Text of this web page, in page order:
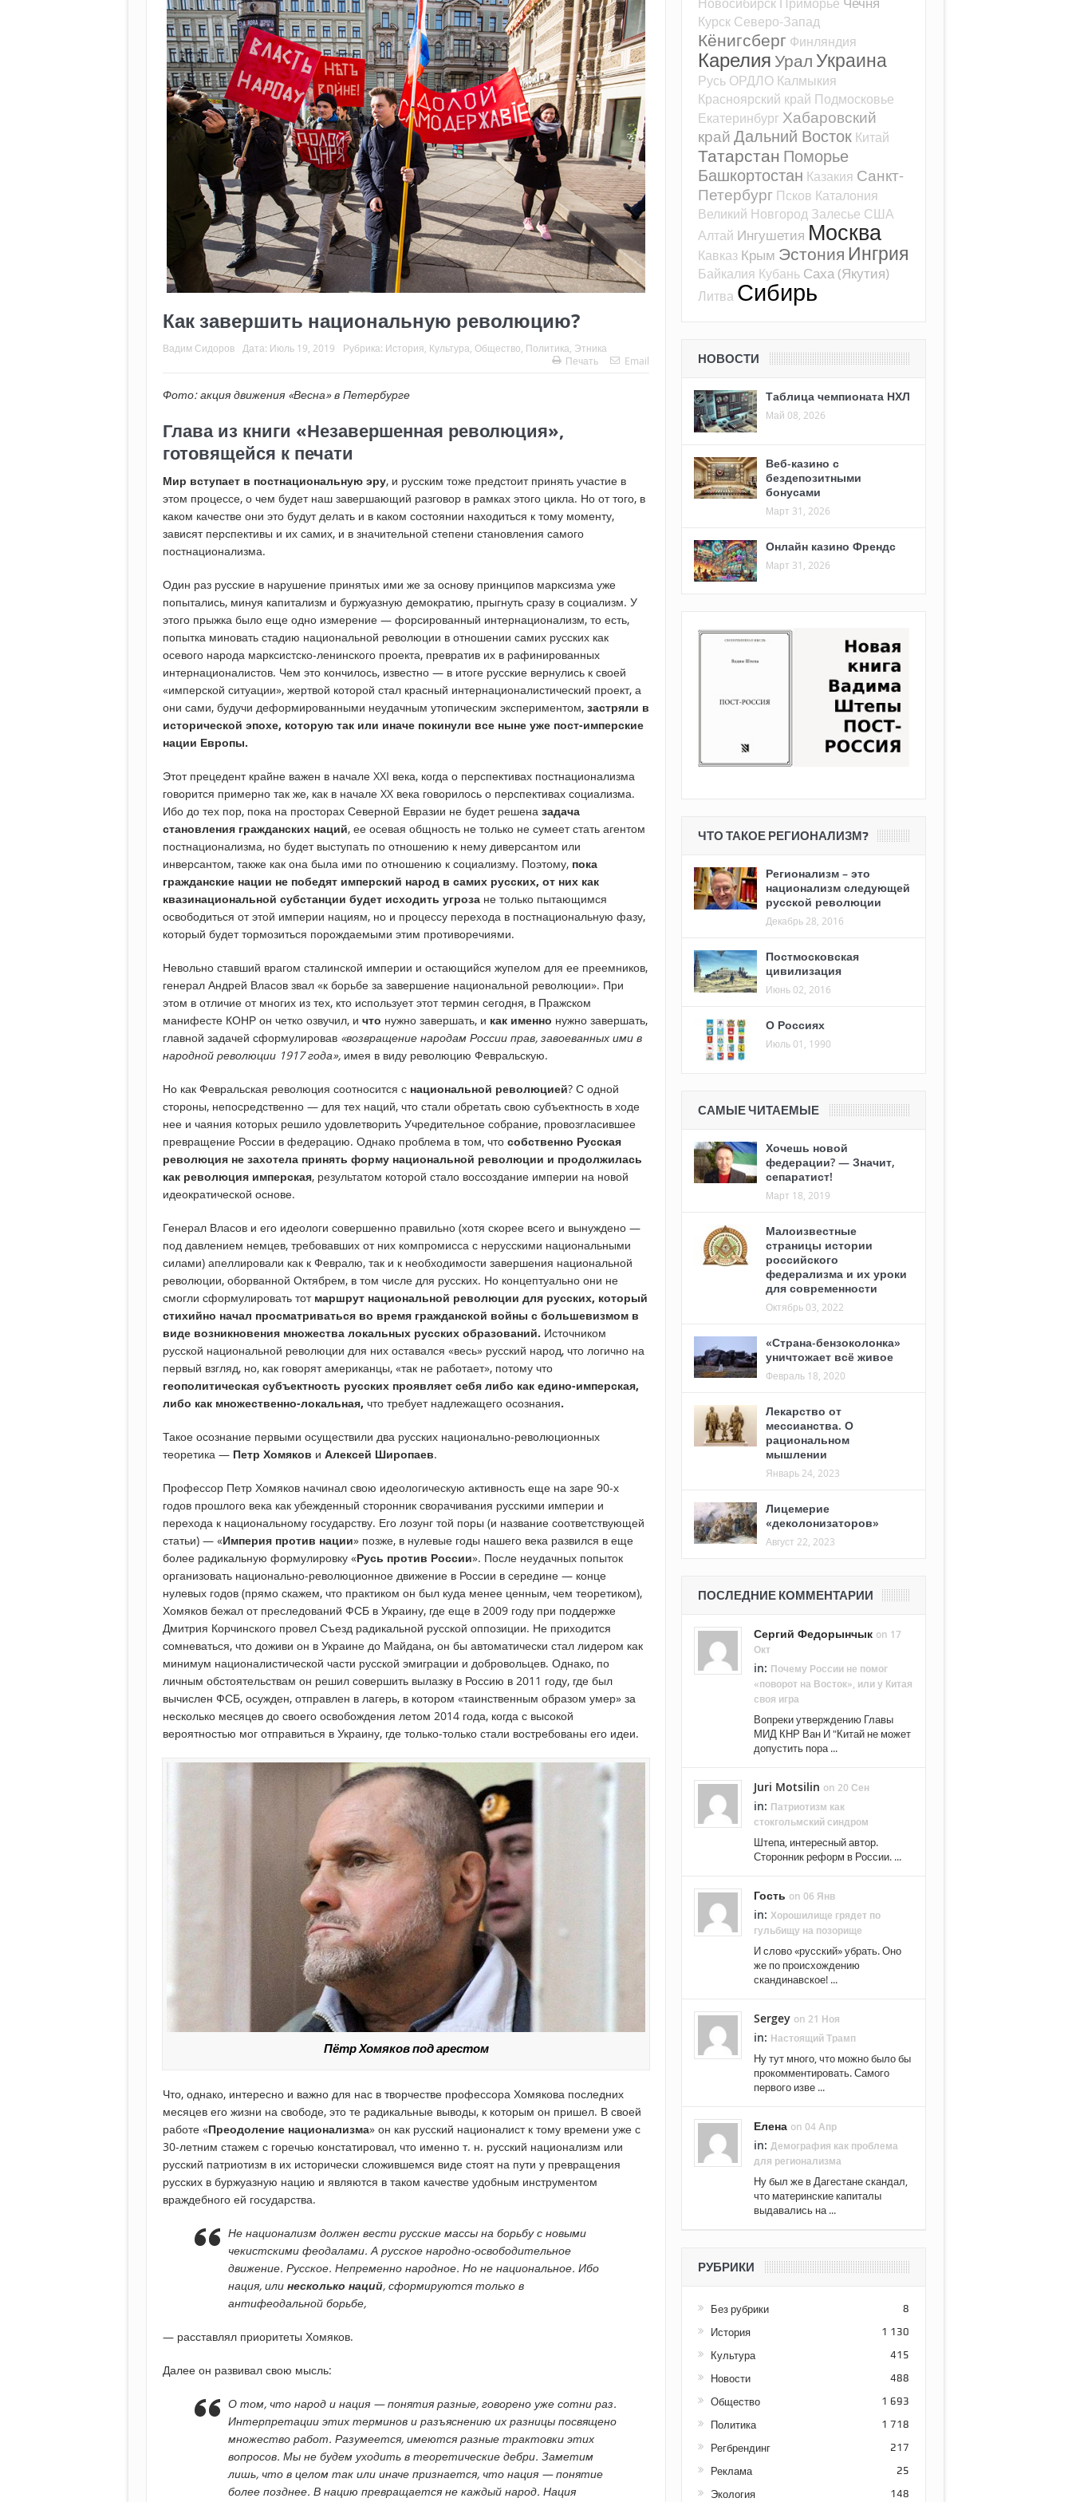
Как завершить национальную революцию?
Вадим Сидоров Дата: Июль 19, 2019 Рубрика: История Культура Общество Политика Этника
Печать
Email
Фото: акция движения «Весна» в Петербурге
Глава из книги «Незавершенная революция»,
готовящейся к печати
Мир вступает в постнациональную эру, и русским тоже предстоит принять участие в
этом процессе, о чем будет наш завершающий разговор в рамках этого цикла. Но от того, в
каком качестве они это будут делать и в каком состоянии находиться к тому моменту,
зависят перспективы и их самих, и в значительной степени становления самого
постнационализма.
Один раз русские в нарушение принятых ими же за основу принципов марксизма уже
попытались, минуя капитализм и буржуазную демократию, прыгнуть сразу в социализм. У
этого прыжка было еще одно измерение — форсированный интернационализм, то есть,
попытка миновать стадию национальной революции в отношении самих русских как
осевого народа марксистско-ленинского проекта, превратив их в рафинированных
интернационалистов. Чем это кончилось, известно — в итоге русские вернулись к своей
«имперской ситуации», жертвой которой стал красный интернационалистический проект, а
они сами, будучи деформированными неудачным утопическим экспериментом, застряли в
исторической эпохе, которую так или иначе покинули все ныне уже пост-имперские
нации Европы.
Этот прецедент крайне важен в начале XXI века, когда о перспективах постнационализма
говорится примерно так же, как в начале XX века говорилось о перспективах социализма.
Ибо до тех пор, пока на просторах Северной Евразии не будет решена задача
становления гражданских наций, ее осевая общность не только не сумеет стать агентом
постнационализма, но будет выступать по отношению к нему диверсантом или
инверсантом, также как она была ими по отношению к социализму. Поэтому, пока
гражданские нации не победят имперский народ в самих русских, от них как
квазинациональной субстанции будет исходить угроза не только пытающимся
освободиться от этой империи нациям, но и процессу перехода в постнациональную фазу,
который будет тормозиться порождаемыми этим противоречиями.
Невольно ставший врагом сталинской империи и остающийся жупелом для ее преемников,
генерал Андрей Власов звал «к борьбе за завершение национальной революции». При
этом в отличие от многих из тех, кто использует этот термин сегодня, в Пражском
манифесте КОНР он четко озвучил, и что нужно завершать, и как именно нужно завершать,
главной задачей сформулировав «возвращение народам России прав, завоеванных ими в
народной революции 1917 года», имея в виду революцию Февральскую.
Но как Февральская революция соотносится с национальной революцией? С одной
стороны, непосредственно — для тех наций, что стали обретать свою субъектность в ходе
нее и чаяния которых решило удовлетворить Учредительное собрание, провозгласившее
превращение России в федерацию. Однако проблема в том, что собственно Русская
революция не захотела принять форму национальной революции и продолжилась
как революция имперская, результатом которой стало воссоздание империи на новой
идеократической основе.
Генерал Власов и его идеологи совершенно правильно (хотя скорее всего и вынуждено —
под давлением немцев, требовавших от них компромисса с нерусскими национальными
силами) апеллировали как к Февралю, так и к необходимости завершения национальной
революции, оборванной Октябрем, в том числе для русских. Но концептуально они не
смогли сформулировать тот маршрут национальной революции для русских, который
стихийно начал просматриваться во время гражданской войны с большевизмом в
виде возникновения множества локальных русских образований. Источником
русской национальной революции для них оставался «весь» русский народ, что логично на
первый взгляд, но, как говорят американцы, «так не работает», потому что
геополитическая субъектность русских проявляет себя либо как едино-имперская,
либо как множественно-локальная, что требует надлежащего осознания.
Такое осознание первыми осуществили два русских национально-революционных
теоретика — Петр Хомяков и Алексей Широпаев.
Профессор Петр Хомяков начинал свою идеологическую активность еще на заре 90-х
годов прошлого века как убежденный сторонник сворачивания русскими империи и
перехода к национальному государству. Его лозунг той поры (и название соответствующей
статьи) — «Империя против нации» позже, в нулевые годы нашего века развился в еще
более радикальную формулировку «Русь против России». После неудачных попыток
организовать национально-революционное движение в России в середине — конце
нулевых годов (прямо скажем, что практиком он был куда менее ценным, чем теоретиком),
Хомяков бежал от преследований ФСБ в Украину, где еще в 2009 году при поддержке
Дмитрия Корчинского провел Съезд радикальной русской оппозиции. Не приходится
сомневаться, что доживи он в Украине до Майдана, он бы автоматически стал лидером как
минимум националистической части русской эмиграции и добровольцев. Однако, по
личным обстоятельствам он решил совершить вылазку в Россию в 2011 году, где был
вычислен ФСБ, осужден, отправлен в лагерь, в котором «таинственным образом умер» за
несколько месяцев до своего освобождения летом 2014 года, когда с высокой
вероятностью мог отправиться в Украину, где только-только стали востребованы его идеи.
Пётр Хомяков под арестом
Что, однако, интересно и важно для нас в творчестве профессора Хомякова последних
месяцев его жизни на свободе, это те радикальные выводы, к которым он пришел. В своей
работе «Преодоление национализма» он как русский националист к тому времени уже с
30-летним стажем с горечью констатировал, что именно т. н. русский национализм или
русский патриотизм в их исторически сложившемся виде стоят на пути у превращения
русских в буржуазную нацию и являются в таком качестве удобным инструментом
враждебного ей государства.
Не национализм должен вести русские массы на борьбу с новыми
чекистскими феодалами. А русское народно-освободительное
движение. Русское. Непременно народное. Но не национальное. Ибо
нация, или несколько наций, сформируются только в
антифеодальной борьбе,
— расставлял приоритеты Хомяков.
Далее он развивал свою мысль:
О том, что народ и нация — понятия разные, говорено уже сотни раз.
Интерпретации этих терминов и разъяснению их разницы посвящено
множество работ. Разумеется, имеются разные трактовки этих
вопросов. Мы не будем уходить в теоретические дебри. Заметим
лишь, что в целом так или иначе признается, что нация — понятие
более позднее. В нацию превращается не каждый народ. Нация
Курск Северо-Запад
Кёнигсберг Финляндия
Карелия Урал Украина
Русь ОРДЛО Калмыкия
Красноярский край Подмосковье
Екатеринбург Хабаровский
край Дальний Восток Китай
Татарстан Поморье
Башкортостан Казакия Санкт-
Петербург Псков Каталония
Великий Новгород Залесье США
Алтай Ингушетия Москва
Кавказ Крым Эстония Ингрия
Байкалия Кубань Саха (Якутия)
Литва Сибирь
НОВОСТИ
Таблица чемпионата НХЛ
Май 08, 2026
Веб-казино с
бездепозитными
бонусами
Март 31, 2026
Онлайн казино Френдс
Март 31, 2026
ЧТО ТАКОЕ РЕГИОНАЛИЗМ?
Регионализм – это
национализм следующей
русской революции
Декабрь 28, 2016
Постмосковская
цивилизация
Июнь 02, 2016
О Россиях
Июль 01, 1990
САМЫЕ ЧИТАЕМЫЕ
Хочешь новой
федерации? — Значит,
сепаратист!
Март 18, 2019
Малоизвестные
страницы истории
российского
федерализма и их уроки
для современности
Октябрь 03, 2022
«Страна-бензоколонка»
уничтожает всё живое
Февраль 18, 2020
Лекарство от
мессианства. О
рациональном
мышлении
Январь 24, 2023
Лицемерие
«деколонизаторов»
Август 22, 2023
ПОСЛЕДНИЕ КОММЕНТАРИИ
Сергий Федорынчык on 17
Окт
in: Почему России не помог
«поворот на Восток», или у Китая
своя игра
Вопреки утверждению Главы
МИД КНР Ван И "Китай не может
допустить пора ...
Juri Motsilin on 20 Сен
in: Патриотизм как
стокгольмский синдром
Штепа, интересный автор.
Сторонник реформ в России. ...
Гость on 06 Янв
in: Хорошилище грядет по
гульбищу на позорище
И слово «русский» убрать. Оно
же по происхождению
скандинавское! ...
Sergey on 21 Ноя
in: Настоящий Трамп
Ну тут много, что можно было бы
прокомментировать. Самого
первого изве ...
Елена on 04 Апр
in: Демография как проблема
для регионализма
Ну был же в Дагестане скандал,
что материнские капиталы
выдавались на ...
РУБРИКИ
Без рубрики 8
История 1 130
Культура 415
Новости 488
Общество 1 693
Политика 1 718
Регбрендинг 217
Реклама 25
Экология 148